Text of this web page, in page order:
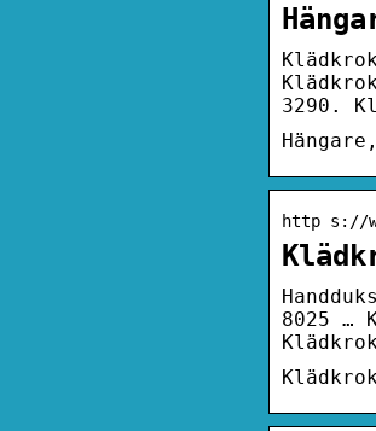
3290.
http s://
8025 …